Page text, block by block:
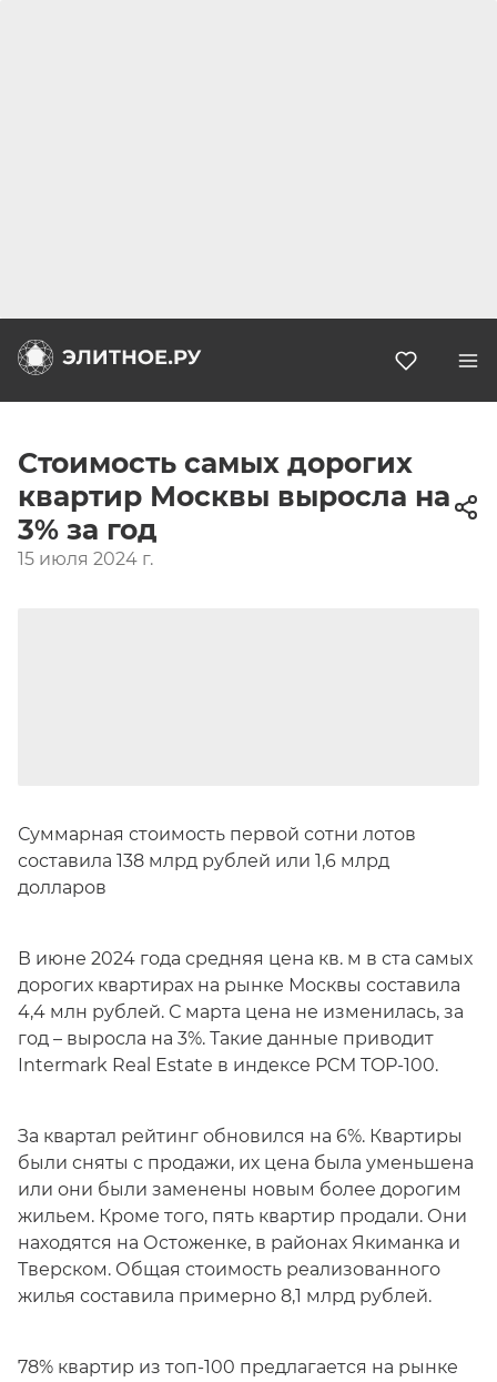
Стоимость самых дорогих
квартир Москвы выросла на
3% за год
15 июля 2024 г.
Суммарная стоимость первой сотни лотов
составила 138 млрд рублей или 1,6 млрд
долларов
В июне 2024 года средняя цена кв. м в ста самых
дорогих квартирах на рынке Москвы составила
4,4 млн рублей. С марта цена не изменилась, за
год – выросла на 3%. Такие данные приводит
Intermark Real Estate в индексе PCM TOP-100.
За квартал рейтинг обновился на 6%. Квартиры
были сняты с продажи, их цена была уменьшена
или они были заменены новым более дорогим
жильем. Кроме того, пять квартир продали. Они
находятся на Остоженке, в районах Якиманка и
Тверском. Общая стоимость реализованного
жилья составила примерно 8,1 млрд рублей.
78% квартир из топ-100 предлагается на рынке